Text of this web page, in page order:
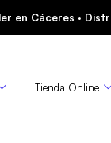
en Cáceres ·
Tienda Online